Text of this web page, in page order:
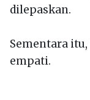
dilepaskan.
Sementara itu,
empati.